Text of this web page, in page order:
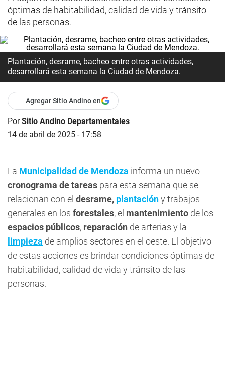
óptimas de habitabilidad, calidad de vida y tránsito
de las personas.
Plantación, desrame, bacheo entre otras actividades,
desarrollará esta semana la Ciudad de Mendoza.
Agregar Sitio Andino en
PorSitio Andino Departamentales
14 de abril de 2025 - 17:58
La Municipalidad de Mendoza informa un nuevo
cronograma de tareas para esta semana que se
relacionan con el desrame, plantacióny trabajos
generales en los forestales, el mantenimiento de los
espacios públicos, reparación de arterias y la
limpieza de amplios sectores en el oeste. El objetivo
de estas acciones es brindar condiciones óptimas de
habitabilidad, calidad de vida y tránsito de las
personas.